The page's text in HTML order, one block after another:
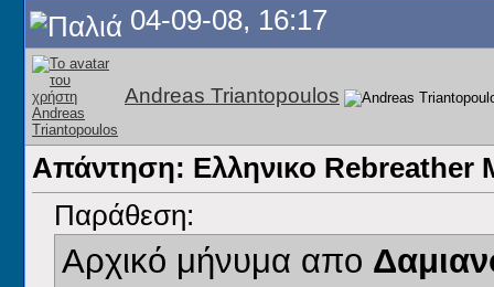
04-09-08, 16:17
Andreas Triantopoulos
Απάντηση: Ελληνικο Rebreather
Παράθεση:
Αρχικό μήνυμα απο